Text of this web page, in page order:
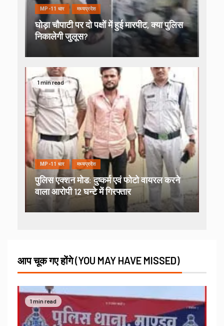
MP-11 धार मध्यप्रदेश
घोड़ा चौपाटी पर दो पक्षों में हुई मारपीट, क्या पुलिस
निकालेगी जुलूस?
1 min read
MP-11 धार मध्यप्रदेश
पुलिस एक्शन मोड: दुष्कर्म एवं फोटो वायरल करने
वाला आरोपी 12 घन्टे में गिरफ्तार
आप चूक गए होंगे (YOU MAY HAVE MISSED)
1 min read